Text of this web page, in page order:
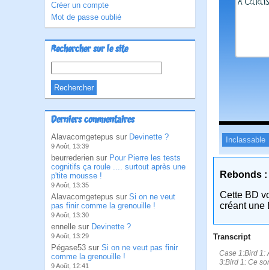
Créer un compte
Mot de passe oublié
Rechercher sur le site
Derniers commentaires
Alavacomgetepus sur Devinette ?
9 Août, 13:39
beurrederien sur Pour Pierre les tests
cognitifs ça roule .... surtout après une
p'tite mousse !
9 Août, 13:35
Alavacomgetepus sur Si on ne veut
pas finir comme la grenouille !
9 Août, 13:30
ennelle sur Devinette ?
9 Août, 13:29
Pégase53 sur Si on ne veut pas finir
comme la grenouille !
9 Août, 12:41
Inclassable
Rebonds :
Cette BD
créant une
Transcript
Case 1:Bird 1:
3:Bird 1: Ce